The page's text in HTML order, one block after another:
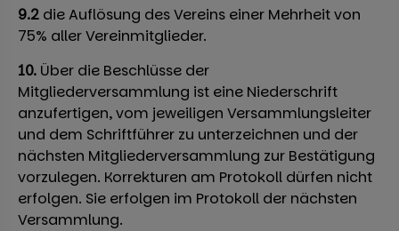
9.2 die Auflösung des Vereins einer Mehrheit von
75% aller Vereinmitglieder.
10. Über die Beschlüsse der
Mitgliederversammlung ist eine Niederschrift
anzufertigen, vom jeweiligen Versammlungsleiter
und dem Schriftführer zu unterzeichnen und der
nächsten Mitgliederversammlung zur Bestätigung
vorzulegen. Korrekturen am Protokoll dürfen nicht
erfolgen. Sie erfolgen im Protokoll der nächsten
Versammlung.